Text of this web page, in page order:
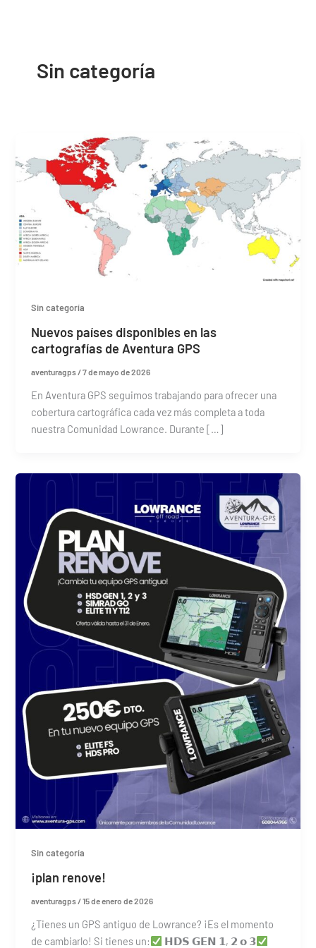
Sin categoría
Sin categoría
Nuevos países disponibles en las
cartografías de Aventura GPS
aventuragps/7 de mayo de 2026
En Aventura GPS seguimos trabajando para ofrecer una
cobertura cartográfica cada vez más completa a toda
nuestra Comunidad Lowrance. Durante […]
Sin categoría
¡plan renove!
aventuragps/15 de enero de 2026
¿Tienes un GPS antiguo de Lowrance? ¡Es el momento
de cambiarlo! Si tienes un:
𝗛𝗗𝗦 𝗚𝗘𝗡 𝟭, 𝟮 𝗼 𝟯